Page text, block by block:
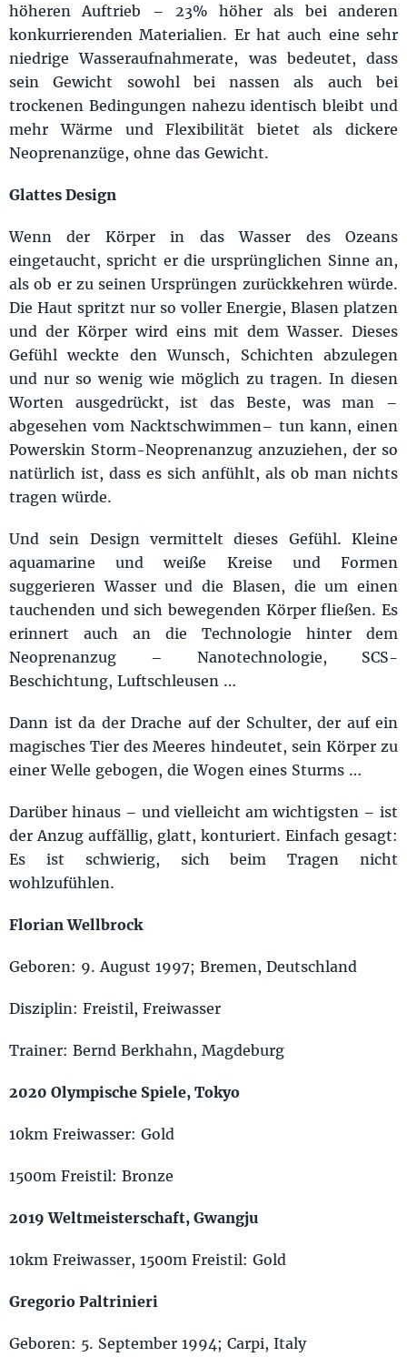
höheren Auftrieb – 23% höher als bei anderen
konkurrierenden Materialien. Er hat auch eine sehr
niedrige Wasseraufnahmerate, was bedeutet, dass
sein Gewicht sowohl bei nassen als auch bei
trockenen Bedingungen nahezu identisch bleibt und
mehr Wärme und Flexibilität bietet als dickere
Neoprenanzüge, ohne das Gewicht.
Glattes Design
Wenn der Körper in das Wasser des Ozeans
eingetaucht, spricht er die ursprünglichen Sinne an,
als ob er zu seinen Ursprüngen zurückkehren würde.
Die Haut spritzt nur so voller Energie, Blasen platzen
und der Körper wird eins mit dem Wasser. Dieses
Gefühl weckte den Wunsch, Schichten abzulegen
und nur so wenig wie möglich zu tragen. In diesen
Worten ausgedrückt, ist das Beste, was man –
abgesehen vom Nacktschwimmen– tun kann, einen
Powerskin Storm-Neoprenanzug anzuziehen, der so
natürlich ist, dass es sich anfühlt, als ob man nichts
tragen würde.
Und sein Design vermittelt dieses Gefühl. Kleine
aquamarine und weiße Kreise und Formen
suggerieren Wasser und die Blasen, die um einen
tauchenden und sich bewegenden Körper fließen. Es
erinnert auch an die Technologie hinter dem
Neoprenanzug – Nanotechnologie, SCS-
Beschichtung, Luftschleusen …
Dann ist da der Drache auf der Schulter, der auf ein
magisches Tier des Meeres hindeutet, sein Körper zu
einer Welle gebogen, die Wogen eines Sturms …
Darüber hinaus – und vielleicht am wichtigsten – ist
der Anzug auffällig, glatt, konturiert. Einfach gesagt:
Es ist schwierig, sich beim Tragen nicht
wohlzufühlen.
Florian Wellbrock
Geboren: 9. August 1997; Bremen, Deutschland
Disziplin: Freistil, Freiwasser
Trainer: Bernd Berkhahn, Magdeburg
2020 Olympische Spiele, Tokyo
10km Freiwasser: Gold
1500m Freistil: Bronze
2019 Weltmeisterschaft, Gwangju
10km Freiwasser, 1500m Freistil: Gold
Gregorio Paltrinieri
Geboren: 5. September 1994; Carpi, Italy